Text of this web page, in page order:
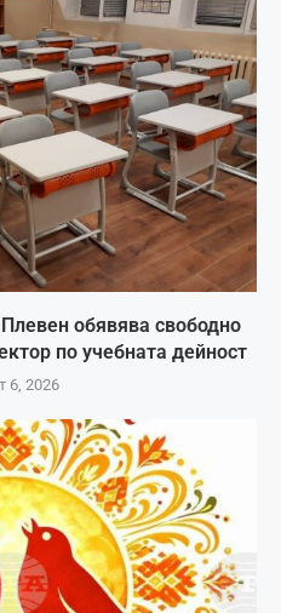
обявява свободно
по учебната дейност
6, 2026